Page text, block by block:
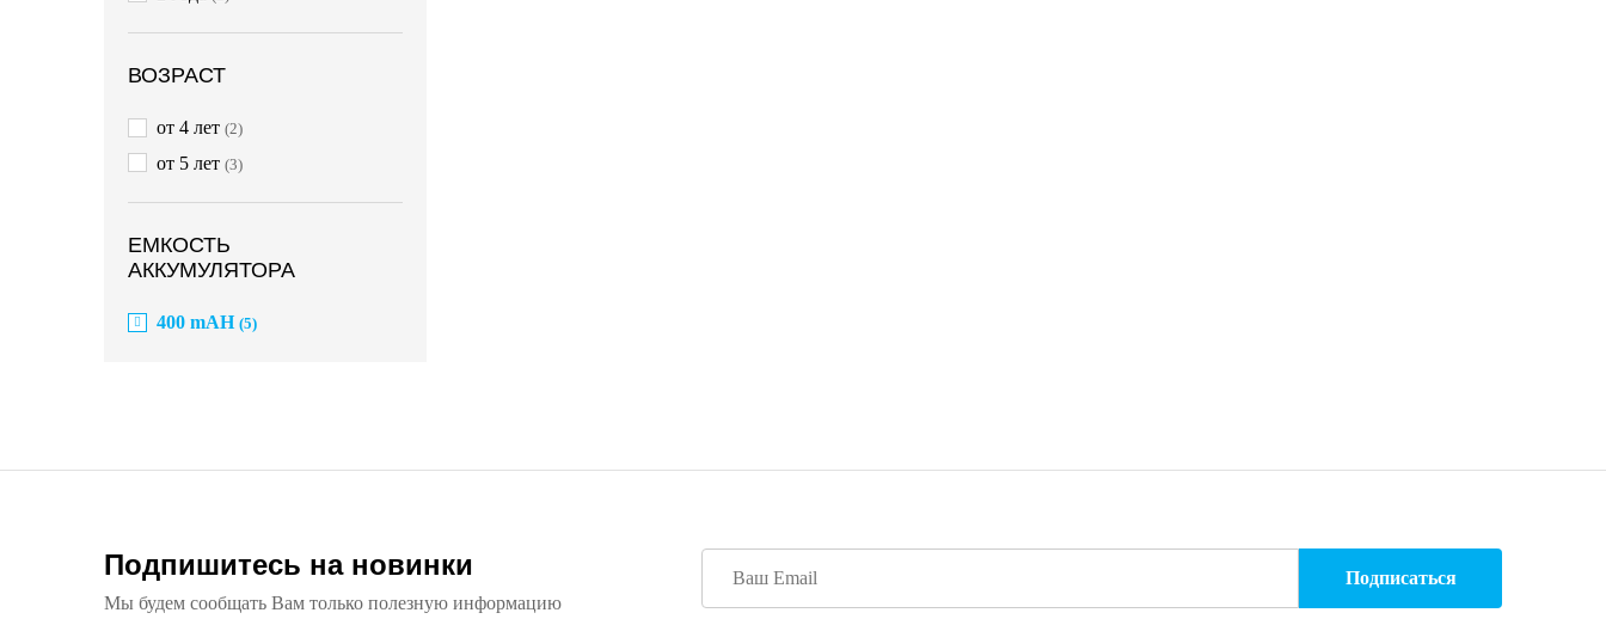
ВОЗРАСТ
от 4 лет (2)
от 5 лет (3)
ЕМКОСТЬ
АККУМУЛЯТОРА
400 mAH (5)
Подпишитесь на новинки
Мы будем сообщать Вам только полезную информацию